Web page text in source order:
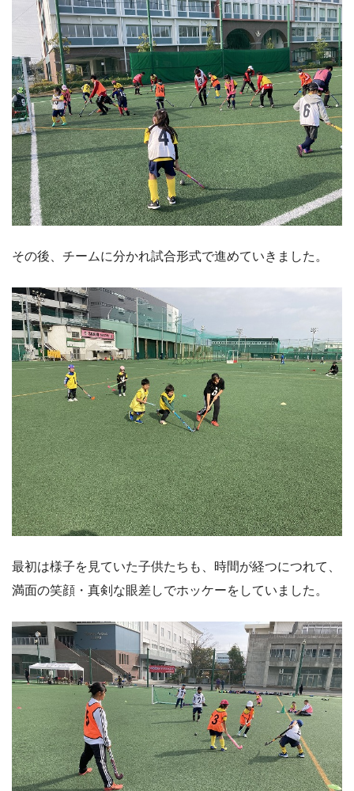
その後、チームに分かれ試合形式で進めていきました。
最初は様子を見ていた子供たちも、時間が経つにつれて、
満面の笑顔・真剣な眼差しでホッケーをしていました。